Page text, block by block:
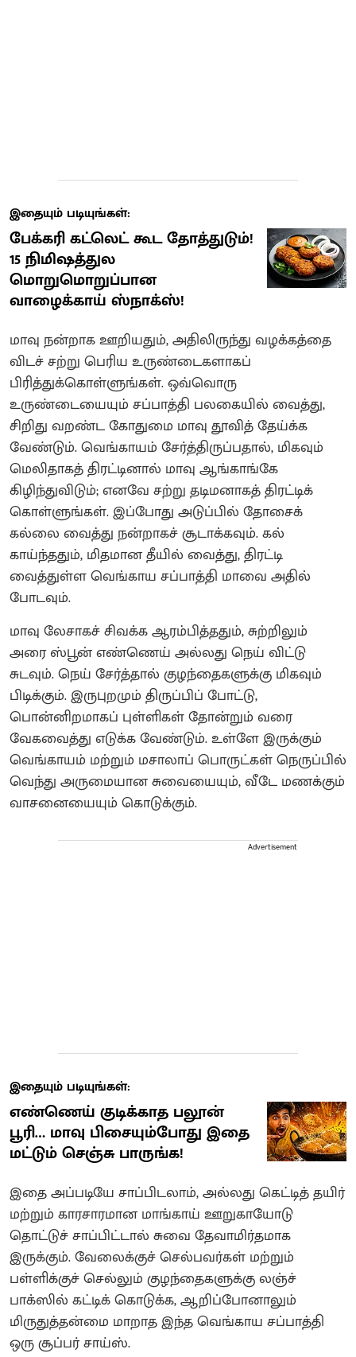
இதையும் படியுங்கள்:
பேக்கரி கட்லெட் கூட தோத்துடும்!
15 நிமிஷத்துல
மொறுமொறுப்பான
வாழைக்காய் ஸ்நாக்ஸ்!
மாவு நன்றாக ஊறியதும், அதிலிருந்து வழக்கத்தை
விடச் சற்று பெரிய உருண்டைகளாகப்
பிரித்துக்கொள்ளுங்கள். ஒவ்வொரு
உருண்டையையும் சப்பாத்தி பலகையில் வைத்து,
சிறிது வறண்ட கோதுமை மாவு தூவித் தேய்க்க
வேண்டும். வெங்காயம் சேர்த்திருப்பதால், மிகவும்
மெலிதாகத் திரட்டினால் மாவு ஆங்காங்கே
கிழிந்துவிடும்; எனவே சற்று தடிமனாகத் திரட்டிக்
கொள்ளுங்கள். இப்போது அடுப்பில் தோசைக்
கல்லை வைத்து நன்றாகச் சூடாக்கவும். கல்
காய்ந்ததும், மிதமான தீயில் வைத்து, திரட்டி
வைத்துள்ள வெங்காய சப்பாத்தி மாவை அதில்
போடவும்.
மாவு லேசாகச் சிவக்க ஆரம்பித்ததும், சுற்றிலும்
அரை ஸ்பூன் எண்ணெய் அல்லது நெய் விட்டு
சுடவும். நெய் சேர்த்தால் குழந்தைகளுக்கு மிகவும்
பிடிக்கும். இருபுறமும் திருப்பிப் போட்டு,
பொன்னிறமாகப் புள்ளிகள் தோன்றும் வரை
வேகவைத்து எடுக்க வேண்டும். உள்ளே இருக்கும்
வெங்காயம் மற்றும் மசாலாப் பொருட்கள் நெருப்பில்
வெந்து அருமையான சுவையையும், வீடே மணக்கும்
வாசனையையும் கொடுக்கும்.
Advertisement
இதையும் படியுங்கள்:
எண்ணெய் குடிக்காத பலூன்
பூரி… மாவு பிசையும்போது இதை
மட்டும் செஞ்சு பாருங்க!
இதை அப்படியே சாப்பிடலாம், அல்லது கெட்டித் தயிர்
மற்றும் காரசாரமான மாங்காய் ஊறுகாயோடு
தொட்டுச் சாப்பிட்டால் சுவை தேவாமிர்தமாக
இருக்கும். வேலைக்குச் செல்பவர்கள் மற்றும்
பள்ளிக்குச் செல்லும் குழந்தைகளுக்கு லஞ்ச்
பாக்ஸில் கட்டிக் கொடுக்க, ஆறிப்போனாலும்
மிருதுத்தன்மை மாறாத இந்த வெங்காய சப்பாத்தி
ஒரு சூப்பர் சாய்ஸ்.